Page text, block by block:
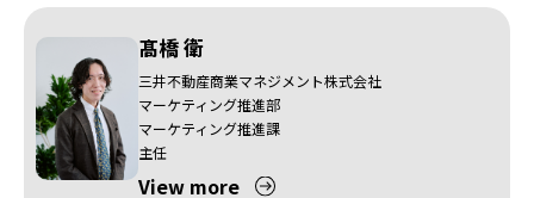
髙橋 衛
三井不動産商業マネジメント株式会社
マーケティング推進部
マーケティング推進課
主任
View more